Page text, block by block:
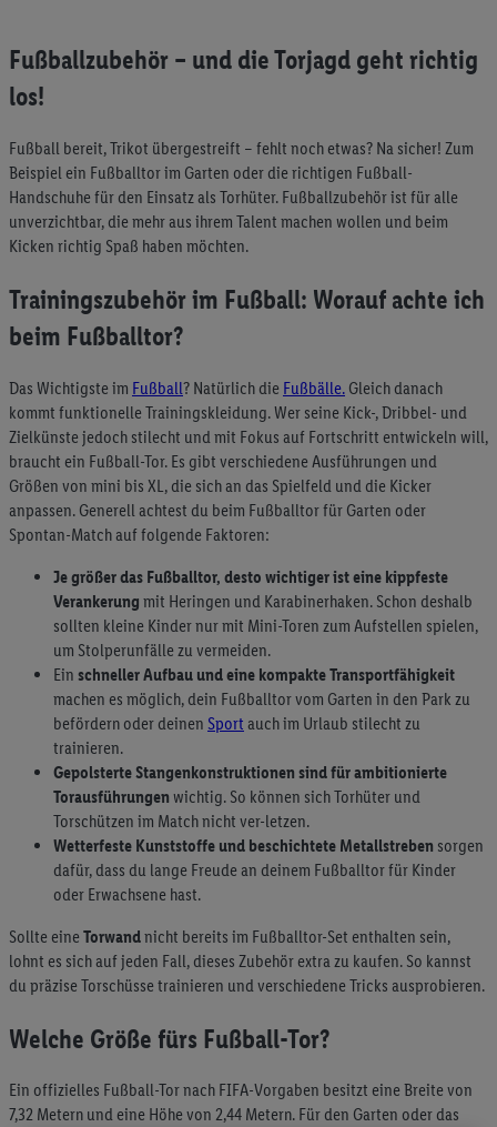
Fußballzubehör – und die Torjagd geht richtig
los!
Fußball bereit, Trikot übergestreift – fehlt noch etwas? Na sicher! Zum
Beispiel ein Fußballtor im Garten oder die richtigen Fußball-
Handschuhe für den Einsatz als Torhüter. Fußballzubehör ist für alle
unverzichtbar, die mehr aus ihrem Talent machen wollen und beim
Kicken richtig Spaß haben möchten.
Trainingszubehör im Fußball: Worauf achte ich
beim Fußballtor?
Das Wichtigste im Fußball? Natürlich die Fußbälle. Gleich danach
kommt funktionelle Trainingskleidung. Wer seine Kick-, Dribbel- und
Zielkünste jedoch stilecht und mit Fokus auf Fortschritt entwickeln will,
braucht ein Fußball-Tor. Es gibt verschiedene Ausführungen und
Größen von mini bis XL, die sich an das Spielfeld und die Kicker
anpassen. Generell achtest du beim Fußballtor für Garten oder
Spontan-Match auf folgende Faktoren:
Je größer das Fußballtor, desto wichtiger ist eine kippfeste
Verankerung mit Heringen und Karabinerhaken. Schon deshalb
sollten kleine Kinder nur mit Mini-Toren zum Aufstellen spielen,
um Stolperunfälle zu vermeiden.
Ein schneller Aufbau und eine kompakte Transportfähigkeit
machen es möglich, dein Fußballtor vom Garten in den Park zu
befördern oder deinen Sport auch im Urlaub stilecht zu
trainieren.
Gepolsterte Stangenkonstruktionen sind für ambitionierte
Torausführungen wichtig. So können sich Torhüter und
Torschützen im Match nicht ver-letzen.
Wetterfeste Kunststoffe und beschichtete Metallstreben sorgen
dafür, dass du lange Freude an deinem Fußballtor für Kinder
oder Erwachsene hast.
Sollte eine Torwandnicht bereits im Fußballtor-Set enthalten sein,
lohnt es sich auf jeden Fall, dieses Zubehör extra zu kaufen. So kannst
du präzise Torschüsse trainieren und verschiedene Tricks ausprobieren.
Welche Größe fürs Fußball-Tor?
Ein offizielles Fußball-Tor nach FIFA-Vorgaben besitzt eine Breite von
7,32 Metern und eine Höhe von 2,44 Metern. Für den Garten oder das